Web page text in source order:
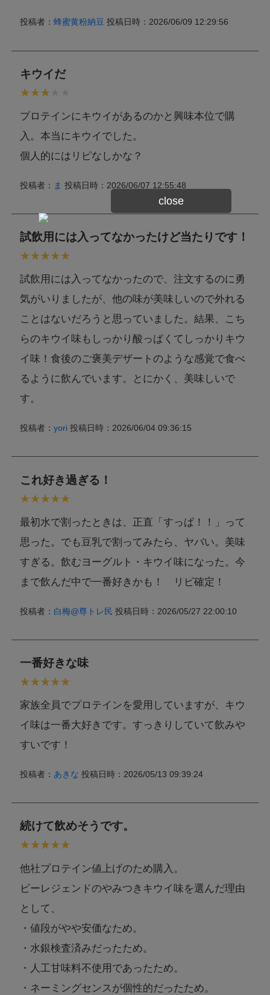
投稿者：蜂蜜黄粉納豆 投稿日時：2026/06/09 12:29:56
キウイだ
プロテインにキウイがあるのかと興味本位で購
入。本当にキウイでした。
個人的にはリピなしかな？
投稿者： ま 投稿日時：2026/06/07 12:55:48
試飲用には入ってなかったけど当たりです！
試飲用には入ってなかったので、注文するのに勇
気がいりましたが、他の味が美味しいので外れる
ことはないだろうと思っていました。結果、こち
らのキウイ味もしっかり酸っぱくてしっかりキウ
イ味！食後のご褒美デザートのような感覚で食べ
るように飲んでいます。とにかく、美味しいで
す。
投稿者：yori 投稿日時：2026/06/04 09:36:15
これ好き過ぎる！
最初水で割ったときは、正直「すっぱ！！」って
思った。でも豆乳で割ってみたら、ヤバい。美味
すぎる。飲むヨーグルト・キウイ味になった。今
まで飲んだ中で一番好きかも！ リピ確定！
投稿者： 白梅@尊トレ民 投稿日時：2026/05/27 22:00:10
一番好きな味
家族全員でプロテインを愛用していますが、キウ
イ味は一番大好きです。すっきりしていて飲みや
すいです！
投稿者： あきな 投稿日時：2026/05/13 09:39:24
続けて飲めそうです。
他社プロテイン値上げのため購入。
ビーレジェンドのやみつきキウイ味を選んだ理由
として、
・値段がやや安価なため。
・水銀検査済みだったため。
・人工甘味料不使用であったため。
・ネーミングセンスが個性的だったため。
close